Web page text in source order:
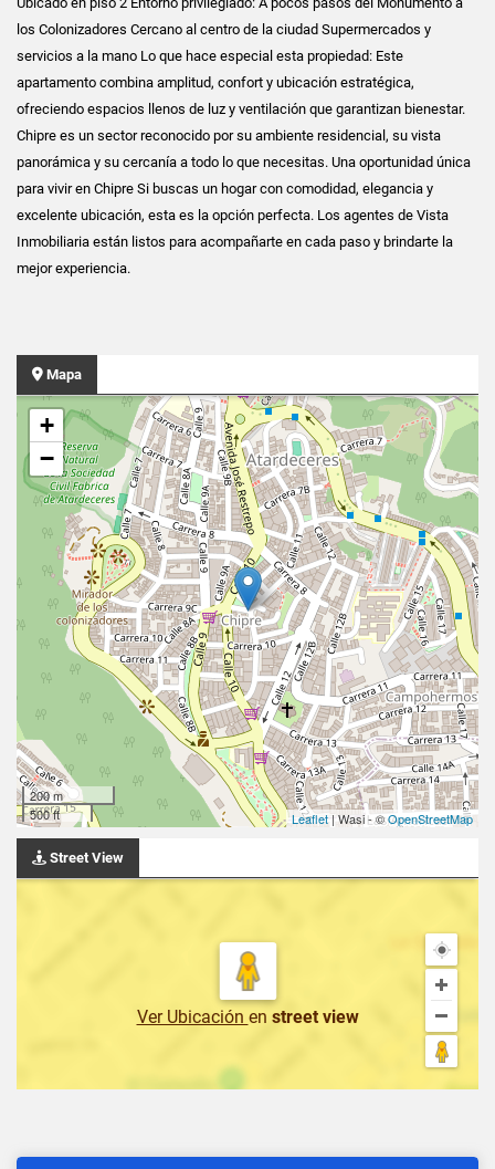
los Colonizadores Cercano al centro de la ciudad Supermercados y
servicios a la mano Lo que hace especial esta propiedad: Este
apartamento combina amplitud, confort y ubicación estratégica,
ofreciendo espacios llenos de luz y ventilación que garantizan bienestar.
Chipre es un sector reconocido por su ambiente residencial, su vista
panorámica y su cercanía a todo lo que necesitas. Una oportunidad única
para vivir en Chipre Si buscas un hogar con comodidad, elegancia y
excelente ubicación, esta es la opción perfecta. Los agentes de Vista
Inmobiliaria están listos para acompañarte en cada paso y brindarte la
mejor experiencia.
Mapa
+
−
200 m
500 ft
Leaflet| Wasi - ©OpenStreetMap
Street View
Ver Ubicación en street view